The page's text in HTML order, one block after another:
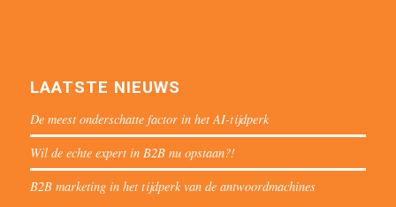
LAATSTE NIEUWS
De meest onderschatte factor in het AI-tijdperk
Wil de echte expert in B2B nu opstaan?!
B2B marketing in het tijdperk van de antwoordmachines